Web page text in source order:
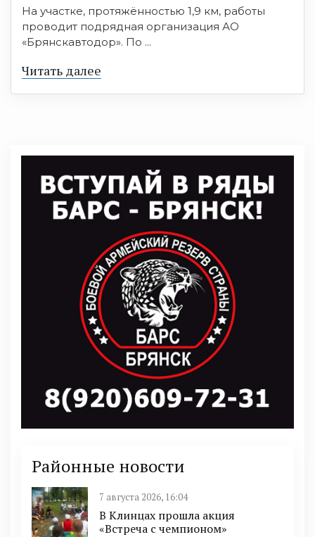
На участке, протяжённостью 1,9 км, работы
проводит подрядная организация АО
«Брянскавтодор». По ...
Читать далее
Районные новости
7 августа 2026, 16:04
В Клинцах прошла акция
«Встреча с чемпионом»